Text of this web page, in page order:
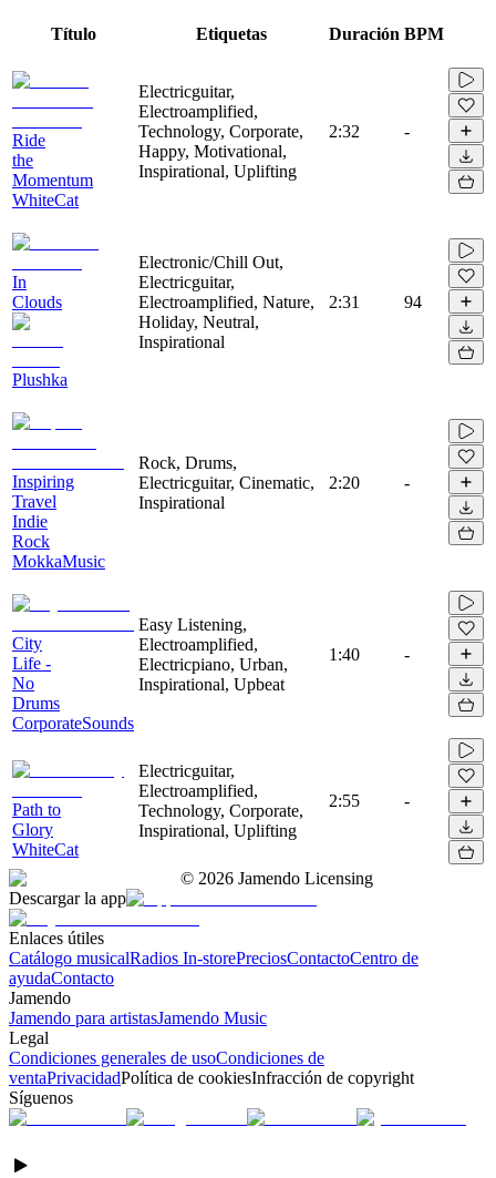
Título Etiquetas Duración BPM
Ride
the
Momentum
WhiteCat
Electricguitar,
Electroamplified,
Technology, Corporate,
Happy, Motivational,
Inspirational, Uplifting
2:32 -
In
Clouds
Plushka
Electronic/Chill Out,
Electricguitar,
Electroamplified, Nature,
Holiday, Neutral,
Inspirational
2:31 94
Inspiring
Travel
Indie
Rock
MokkaMusic
Rock, Drums,
Electricguitar, Cinematic,
Inspirational
2:20 -
City
Life -
No
Drums
CorporateSounds
Easy Listening,
Electroamplified,
Electricpiano, Urban,
Inspirational, Upbeat
1:40 -
Path to
Glory
WhiteCat
Electricguitar,
Electroamplified,
Technology, Corporate,
Inspirational, Uplifting
2:55 -
© 2026 Jamendo Licensing
Descargar la app
Enlaces útiles
Catálogo musicalRadios In-storePreciosContactoCentro de
ayudaContacto
Jamendo
Jamendo para artistasJamendo Music
Legal
Condiciones generales de usoCondiciones de
ventaPrivacidadPolítica de cookiesInfracción de copyright
Síguenos